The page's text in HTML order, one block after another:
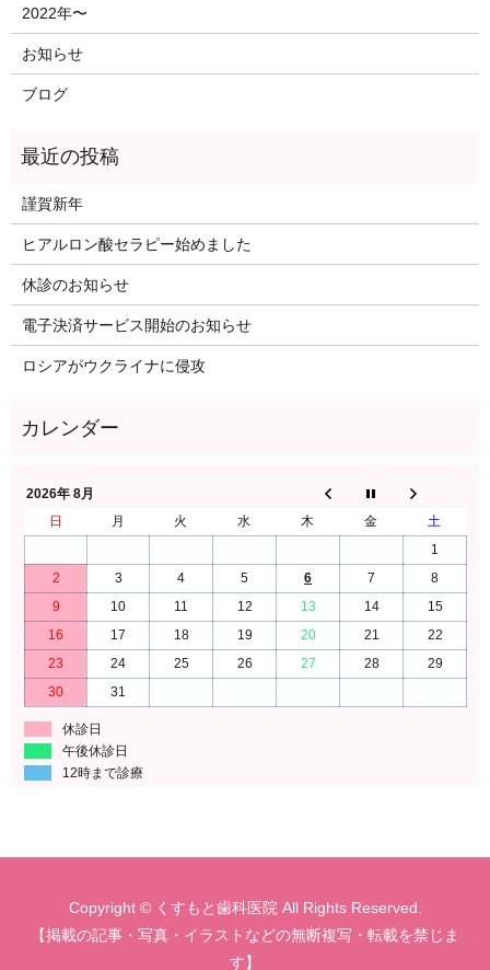
2022年〜
お知らせ
ブログ
謹賀新年
ヒアルロン酸セラピー始めました
休診のお知らせ
電子決済サービス開始のお知らせ
ロシアがウクライナに侵攻
2026年 8月
日
月 火 水 木 金
土
1
2
3 4 5 6 7
8
9
10 11 12 13 14
15
16
17 18 19 20 21
22
23
24 25 26 27 28
29
30
31
休診日
午後休診日
12時まで診療
Copyright © くすもと歯科医院 All Rights Reserved.
【掲載の記事・写真・イラストなどの無断複写・転載を禁じま
す】